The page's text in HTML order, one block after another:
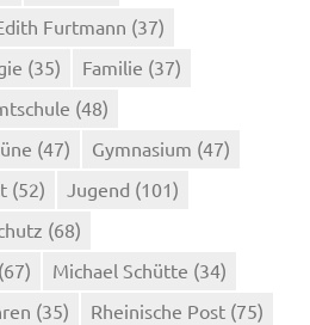
Furtmann (37)
(35) Familie (37)
(48)
(47) Gymnasium (47)
(52) Jugend (101)
(68)
(67) Michael Schütte (34)
(35) Rheinische Post (75)